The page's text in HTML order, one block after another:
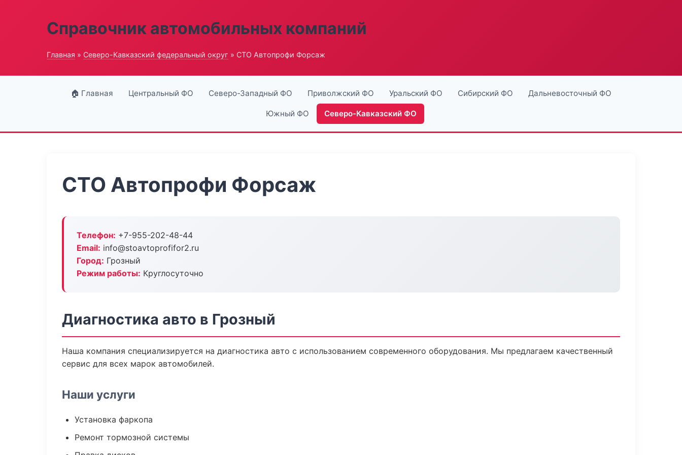
Справочник автомобильных компаний
Главная » Северо-Кавказский федеральный округ » СТО Автопрофи Форсаж
🏠 Главная Центральный ФО Северо-Западный ФО Приволжский ФО Уральский ФО Сибирский ФО Дальневосточный ФО
Южный ФО Северо-Кавказский ФО
СТО Автопрофи Форсаж
Телефон: +7-955-202-48-44
Email: info@stoavtoprofifor2.ru
Город: Грозный
Режим работы: Круглосуточно
Диагностика авто в Грозный
Наша компания специализируется на диагностика авто с использованием современного оборудования. Мы предлагаем качественный
сервис для всех марок автомобилей.
Наши услуги
Установка фаркопа
Ремонт тормозной системы